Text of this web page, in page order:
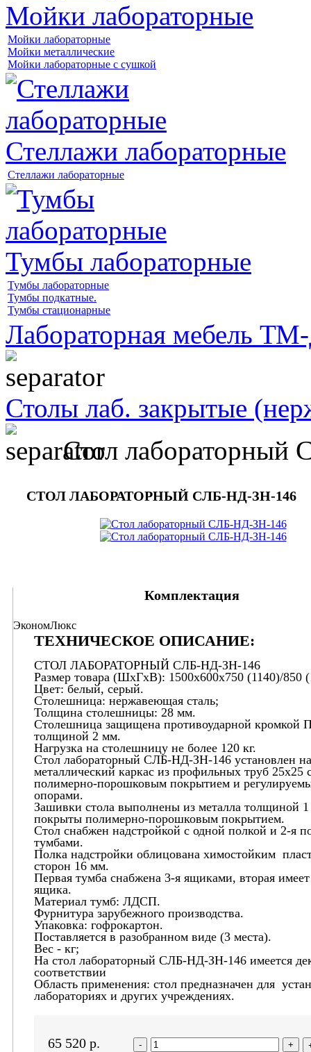
Мойки лабораторные
Мойки лабораторные
Мойки металлические
Мойки лабораторные с сушкой
Стеллажи лабораторные
Стеллажи лабораторные
Тумбы лабораторные
Тумбы лабораторные
Тумбы подкатные.
Тумбы стационарные
Лабораторная мебель
Столы лаб. закрытые
Стол
СТОЛ ЛАБОРАТОРНЫЙ СЛБ-НД-ЗН-146
Комплектация
ЭкономЛюкс
ТЕХНИЧЕСКОЕ ОПИСАНИЕ:
СТОЛ ЛАБОРАТОРНЫЙ СЛБ-НД-ЗН-146
Размер товара (ШхГхВ): 1500х600х750 (1140)/850
Цвет: белый, серый.
Столешница: нержавеющая сталь;
Толщина столешницы: 28 мм.
Столешница защищена противоударной кромкой
толщиной 2 мм.
Нагрузка на столешницу не более 120 кг.
Стол лабораторный СЛБ-НД-ЗН-146 установлен на
металлический каркас из профильных труб 25х25
полимерно-порошковым покрытием и
опорами.
Зашивки стола выполнены из металла толщиной
покрыты полимерно-порошковым покрытием.
Стол снабжен надстройкой с одной полкой и 2-я
тумбами.
Полка надстройки облицована химостойким
сторон 16 мм.
Первая тумба снабжена 3-я ящиками, вторая
ящика.
Материал тумб: ЛДСП.
Фурнитура зарубежного производства.
Упаковка: гофрокартон.
Поставляется в разобранном виде (3 места).
Вес - кг;
На стол лабораторный СЛБ-НД-ЗН-146 имеется
соответствии
Область применения: стол предназначен для
лабораториях и других учреждениях.
65 520 р. - +